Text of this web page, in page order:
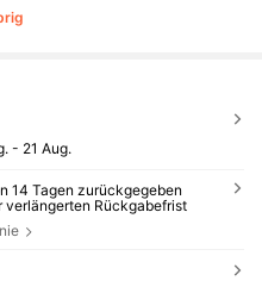
- 21 Aug.
14 Tagen zurückgegeben
Rückgabefrist